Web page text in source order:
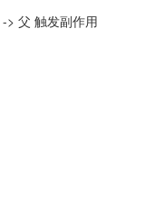
> 父 触发副作用